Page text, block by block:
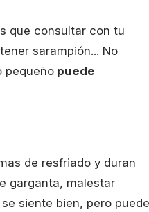
que consultar con tu
sarampión... No
pequeño puede
de resfriado y duran
garganta, malestar
siente bien, pero puede